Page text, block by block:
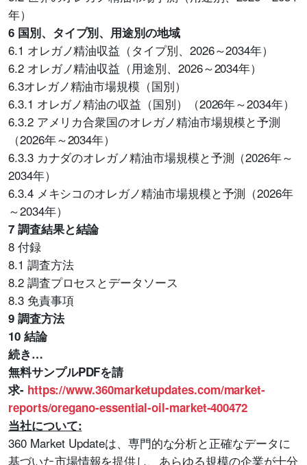
年）
6 国別、タイプ別、用途別の地域
6.1 オレガノ精油収益（タイプ別、2026～2034年）
6.2 オレガノ精油収益（用途別、2026～2034年）
6.3オレガノ精油市場規模（国別）
6.3.1 オレガノ精油の収益（国別）（2026年～2034年）
6.3.2 アメリカ合衆国のオレガノ精油市場規模と予測
（2026年～2034年）
6.3.3 カナダのオレガノ精油市場規模と予測（2026年～
2034年）
6.3.4 メキシコのオレガノ精油市場規模と予測（2026年
～2034年）
7 調査結果と結論
8 付録
8.1 調査方法
8.2 調査プロセスとデータソース
8.3 免責事項
9 調査方法
10 結論
続き…
無料サンプルPDFを請
求- https://www.360marketupdates.com/market-
reports/oregano-essential-oil-market-400472
当社について:
360 Market Updateは、専門的な分析と正確なデータに
基づいた市場情報を提供し、あらゆる規模の企業が十分